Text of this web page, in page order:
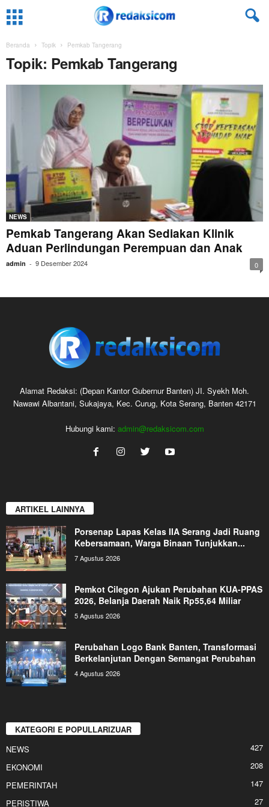
Beranda Topik Pemkab Tangerang
Topik: Pemkab Tangerang
NEWS
Pemkab Tangerang Akan Sediakan Klinik
Aduan Perlindungan Perempuan dan Anak
admin - 9 Desember 2024 0
Alamat Redaksi: (Depan Kantor Gubernur Banten) JI. Syekh Moh.
Nawawi Albantani, Sukajaya, Kec. Curug, Kota Serang, Banten 42171
Hubungi kami: admin@redaksicom.com
ARTIKEL LAINNYA
Porsenap Lapas Kelas IIA Serang Jadi Ruang
Kebersamaan, Warga Binaan Tunjukkan...
7 Agustus 2026
Pemkot Cilegon Ajukan Perubahan KUA-PPAS
2026, Belanja Daerah Naik Rp55,64 Miliar
5 Agustus 2026
Perubahan Logo Bank Banten, Transformasi
Berkelanjutan Dengan Semangat Perubahan
4 Agustus 2026
KATEGORI E POPULLARIZUAR
NEWS
427
EKONOMI
208
PEMERINTAH
147
PERISTIWA
27